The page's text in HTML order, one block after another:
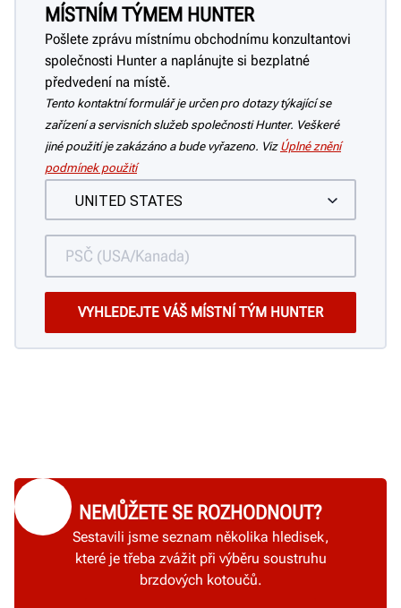
MÍSTNÍM TÝMEM HUNTER
Pošlete zprávu místnímu obchodnímu konzultantovi
společnosti Hunter a naplánujte si bezplatné
předvedení na místě.
Tento kontaktní formulář je určen pro dotazy týkající se
zařízení a servisních služeb společnosti Hunter. Veškeré
jiné použití je zakázáno a bude vyřazeno. Viz Úplné znění
podmínek použití
NEMŮŽETE SE ROZHODNOUT?
Sestavili jsme seznam několika hledisek,
které je třeba zvážit při výběru soustruhu
brzdových kotoučů.